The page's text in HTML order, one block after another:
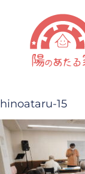
hinoataru-15